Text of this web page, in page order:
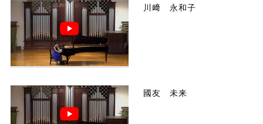
川﨑 永和子
國友 未来